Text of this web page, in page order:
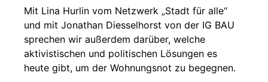
Mit Lina Hurlin vom Netzwerk „Stadt für alle“
und mit Jonathan Diesselhorst von der IG BAU
sprechen wir außerdem darüber, welche
aktivistischen und politischen Lösungen es
heute gibt, um der Wohnungsnot zu begegnen.